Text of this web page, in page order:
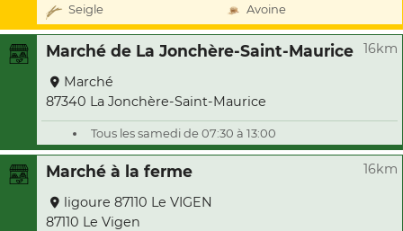
Seigle
Avoine
Marché de La Jonchère-Saint-Maurice 16km
Marché
87340 La Jonchère-Saint-Maurice
Tous les samedi de 07:30 à 13:00
Marché à la ferme 16km
ligoure 87110 Le VIGEN
87110 Le Vigen